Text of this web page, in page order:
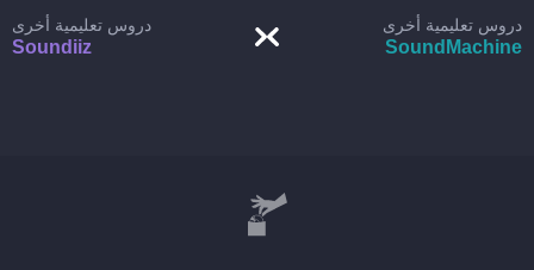
دروس تعليمية أخرى
SoundMachine
دروس تعليمية أخرى
Soundiiz